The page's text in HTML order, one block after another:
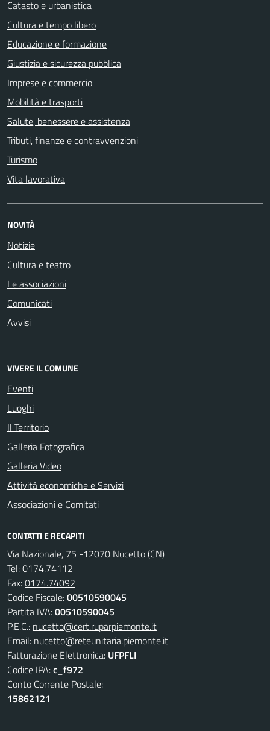
Catasto e urbanistica
Cultura e tempo libero
Educazione e formazione
Giustizia e sicurezza pubblica
Imprese e commercio
Mobilità e trasporti
Salute, benessere e assistenza
Tributi, finanze e contravvenzioni
Turismo
Vita lavorativa
NOVITÀ
Notizie
Cultura e teatro
Le associazioni
Comunicati
Avvisi
VIVERE IL COMUNE
Eventi
Luoghi
Il Territorio
Galleria Fotografica
Galleria Video
Attività economiche e Servizi
Associazioni e Comitati
CONTATTI E RECAPITI
Via Nazionale, 75 -12070 Nucetto (CN)
Tel:0174.74112
Fax:0174.74092
Codice Fiscale:00510590045
Partita IVA:00510590045
P.E.C.: nucetto@cert.ruparpiemonte.it
Email: nucetto@reteunitaria.piemonte.it
Fatturazione Elettronica: UFPFLI
Codice IPA:c_f972
Conto Corrente Postale:
15862121